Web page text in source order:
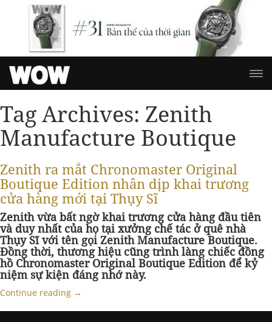
Tag Archives: Zenith
Manufacture Boutique
Zenith ra mắt Chronomaster Original
Boutique Edition nhân dịp khai trương
cửa hàng mới tại Thụy Sĩ
Zenith vừa bất ngờ khai trương cửa hàng đầu tiên
và duy nhất của họ tại xưởng chế tác ở quê nhà
Thụy Sĩ với tên gọi Zenith Manufacture Boutique.
Đồng thời, thương hiệu cũng trình làng chiếc đồng
hồ Chronomaster Original Boutique Edition để kỷ
niệm sự kiện đáng nhớ này.
Continue reading →